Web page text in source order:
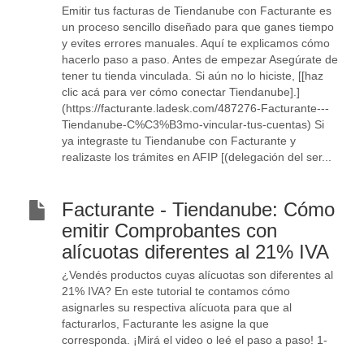
Emitir tus facturas de Tiendanube con Facturante es
un proceso sencillo diseñado para que ganes tiempo
y evites errores manuales. Aquí te explicamos cómo
hacerlo paso a paso. Antes de empezar Asegúrate de
tener tu tienda vinculada. Si aún no lo hiciste, [[haz
clic acá para ver cómo conectar Tiendanube].]
(https://facturante.ladesk.com/487276-Facturante---
Tiendanube-C%C3%B3mo-vincular-tus-cuentas) Si
ya integraste tu Tiendanube con Facturante y
realizaste los trámites en AFIP [(delegación del ser...
Facturante - Tiendanube: Cómo
emitir Comprobantes con
alícuotas diferentes al 21% IVA
¿Vendés productos cuyas alícuotas son diferentes al
21% IVA? En este tutorial te contamos cómo
asignarles su respectiva alícuota para que al
facturarlos, Facturante les asigne la que
corresponda. ¡Mirá el video o leé el paso a paso! 1-